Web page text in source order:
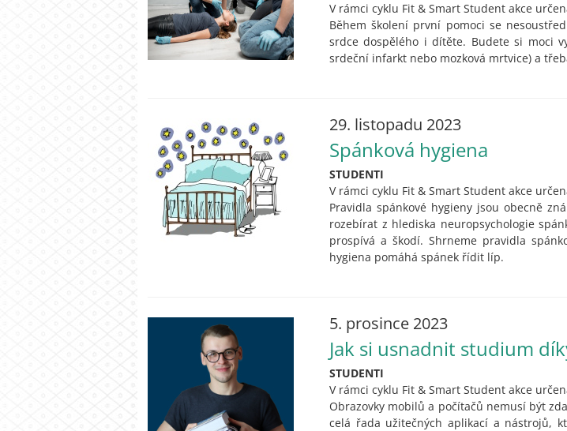
V rámci cyklu Fit & Smart Student akce
Během školení první pomoci se
srdce dospělého i dítěte. Budete si moci
srdeční infarkt nebo mozková mrtvice) a
29. listopadu 2023
Spánková hygiena
STUDENTI
V rámci cyklu Fit & Smart Student akce
Pravidla spánkové hygieny jsou obecně
rozebírat z hlediska neuropsychologie
prospívá a škodí. Shrneme pravidla
hygiena pomáhá spánek řídit líp.
5. prosince 2023
Jak si usnadnit studium
STUDENTI
V rámci cyklu Fit & Smart Student akce
Obrazovky mobilů a počítačů nemusí být
celá řada užitečných aplikací a nástrojů,